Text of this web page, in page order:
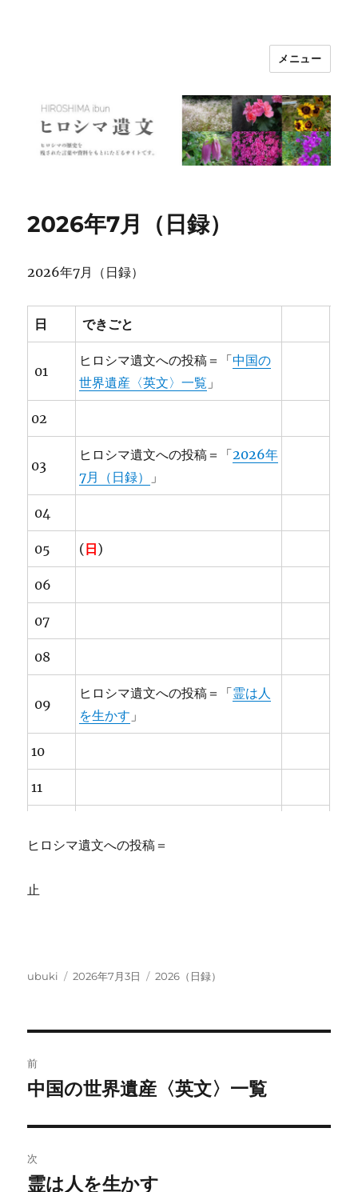
メニュー
2026年7月（日録）
2026年7月（日録）
日 できごと
01
ヒロシマ遺文への投稿＝「中国の
世界遺産〈英文〉一覧 」
02
03
ヒロシマ遺文への投稿＝「2026年
7月（日録）
」
04
05 ( 日)
06
07
08
09
ヒロシマ遺文への投稿＝「霊は人
を生かす 」
10
11
17
18
19 ( 日)
ヒロシマ遺文への投稿＝
止
投
ubuki
投
2026年7月3日
カ
2026（日録）
稿
ビ
ゲ
前
前
投
稿:
中国の世界遺産〈英文〉一覧
次
次
霊は人を生かす